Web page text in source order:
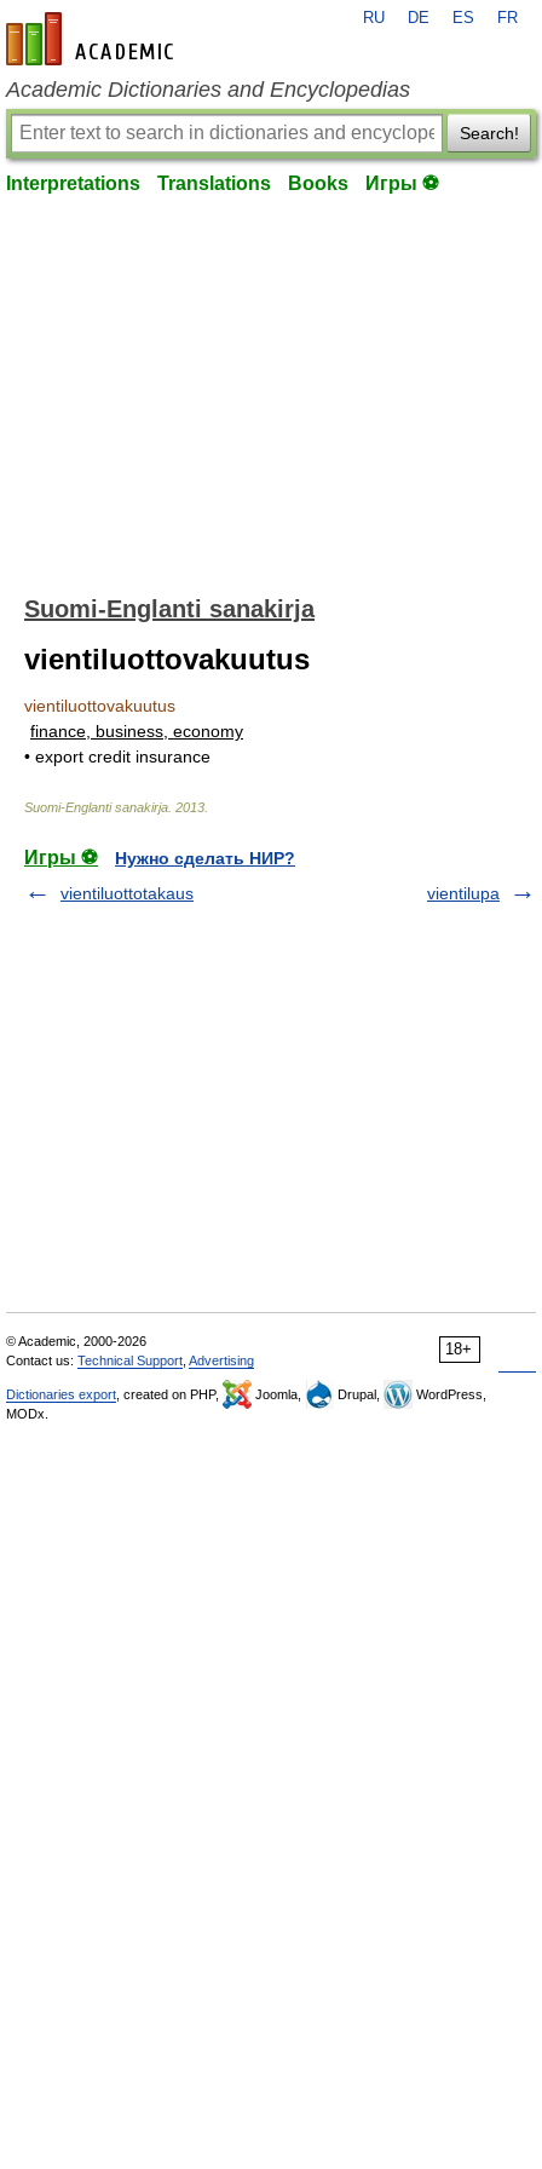
en-academic.com
RU DE ES FR
Academic Dictionaries and Encyclopedias
Search!
Interpretations Translations Books Игры ⚽
Suomi-Englanti sanakirja
vientiluottovakuutus
vientiluottovakuutus
finance, business, economy
• export credit insurance
Suomi-Englanti sanakirja 2013
Игры ⚽
Нужно сделать НИР?
vientiluottotakaus
vientilupa
18+
© Academic, 2000-2026
Contact us: Technical Support Advertising
Dictionaries export , created on PHP, Joomla, Drupal,
WordPress,
MODx.